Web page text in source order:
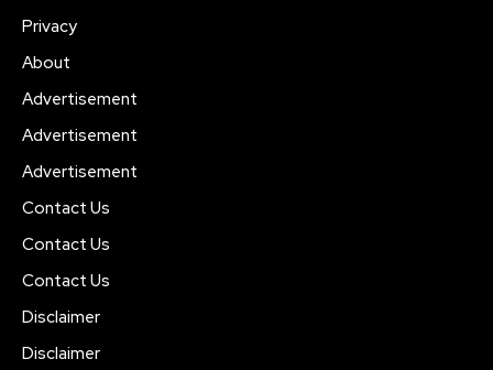
Privacy
About
Advertisement
Advertisement
Advertisement
Contact Us
Contact Us
Contact Us
Disclaimer
Disclaimer